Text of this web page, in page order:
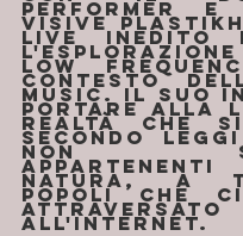
performer e
visive
live inedito
low
contesto
music. Il suo
portare alla
realtà che si
secondo
non
natura, a
popoli che
all'internet.